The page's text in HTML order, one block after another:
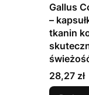
Gallus
–
tkanin
Cena
28,27 zł